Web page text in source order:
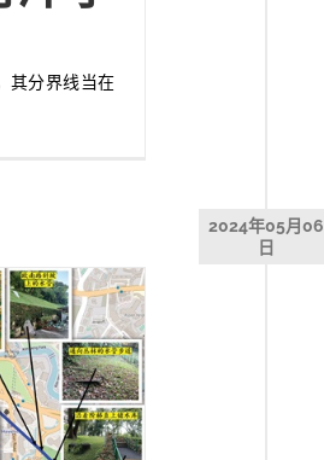
其分界线当在
2024年05月06
日